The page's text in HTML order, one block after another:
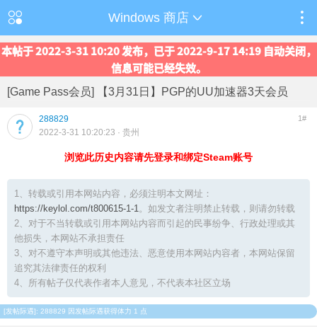
Windows 商店
本帖于 2022-3-31 10:20 发布，已于 2022-9-17 14:19 自动关闭，
信息可能已经失效。
[Game Pass会员] 【3月31日】PGP的UU加速器3天会员
288829 1#
2022-3-31 10:20:23 · 贵州
浏览此历史内容请先登录和绑定Steam账号
1、转载或引用本网站内容，必须注明本文网址：
https://keylol.com/t800615-1-1。如发文者注明禁止转载，则请勿转载
2、对于不当转载或引用本网站内容而引起的民事纷争、行政处理或其
他损失，本网站不承担责任
3、对不遵守本声明或其他违法、恶意使用本网站内容者，本网站保留
追究其法律责任的权利
4、所有帖子仅代表作者本人意见，不代表本社区立场
[发帖际遇]: 288829 因发帖际遇获得体力 1 点